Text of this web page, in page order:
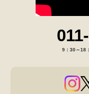
9：30～18